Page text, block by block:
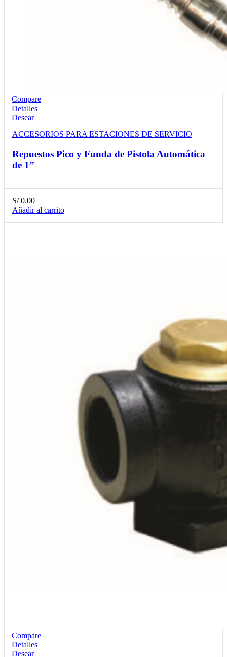
Compare
Detalles
Desear
ACCESORIOS PARA ESTACIONES DE SERVICIO
Repuestos Pico y Funda de Pistola Automática
de 1”
S/0.00
Añadir al carrito
Compare
Detalles
Desear